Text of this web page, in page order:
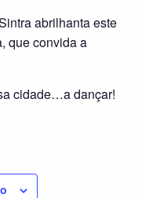
abrilhanta este
que convida a
cidade…a dançar!